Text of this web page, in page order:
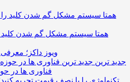
همتا سیستم مشکل گم شدن کلید
ویوز داکز؛
جدید ترین
فناوری ها در